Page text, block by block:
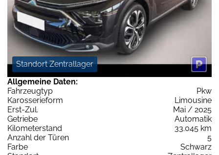
Standort Zentrallager
Allgemeine Daten:
Fahrzeugtyp
Pkw
Karosserieform
Limousine
Erst-Zul.
Mai / 2025
Getriebe
Automatik
Kilometerstand
33.045 km
Anzahl der Türen
5
Farbe
Schwarz